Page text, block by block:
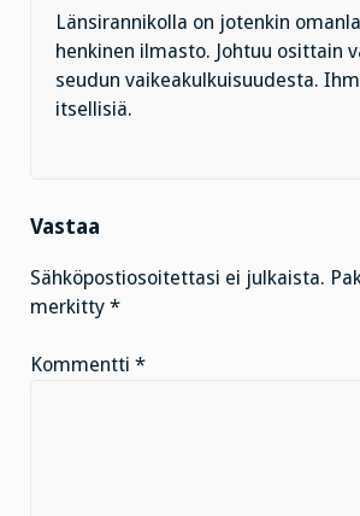
Länsirannikolla on jotenkin
henkinen ilmasto. Johtuu osittain
seudun vaikeakulkuisuudesta.
itsellisiä.
Vastaa
Sähköpostiosoitettasi ei julkaista.
merkitty *
Kommentti *